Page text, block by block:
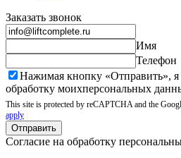
Заказать звонок
Имя
Телефон
Нажимая кнопку «Отправить», я
обработку моихперсональных
This site is protected by reCAPTCHA and the
apply
Отправить
Согласие на обработку